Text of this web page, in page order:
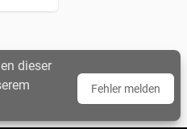
dieser
Fehler melden